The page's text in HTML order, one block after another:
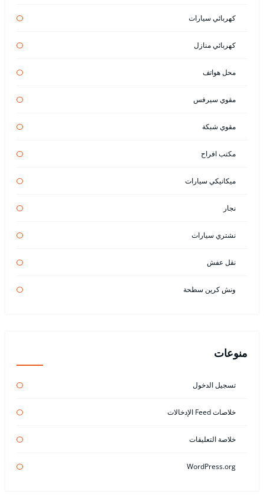
كهربائي سيارات
كهربائي منازل
محل هواتف
مقوي سيرفس
مقوي شبكة
مكتب افراح
ميكانيكي سيارات
نجار
نشتري سيارات
نقل عفش
ونش كرين سطحة
منوعات
تسجيل الدخول
خلاصات Feed الإدخالات
خلاصة التعليقات
WordPress.org